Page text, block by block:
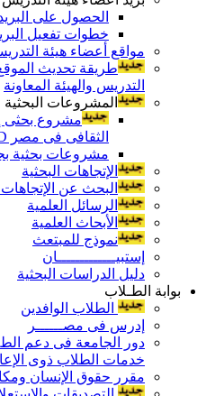
الحصول على
خطوات تفعيل
مواقع أعضاء هيئة
طريقة تحديث
التدريس والهيئة المعاونة
المشروعات البحثية
مشروع بحثى
الثقافى فى مصر REHEED
مشروعات بحثية
الإتجاهات البحثية
البحث عن الإتجاهات
الرسائل العلمية
الأبحاث العلمية
نموذج للمبتعث
إستبيـــــــــــــان
دليل الدراسات البحثية
بوابة الطـلاب
الطلاب الوافدين
إدرس فى مصــــــر
دور الجامعة فى دعم
خدمات الطلاب ذوى
مقرر حقوق الإنسان